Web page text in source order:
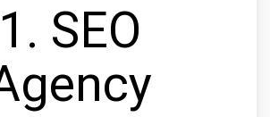
1. SEO